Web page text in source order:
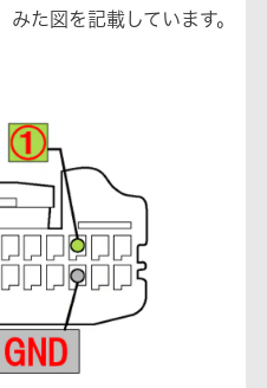
みた図を記載しています。